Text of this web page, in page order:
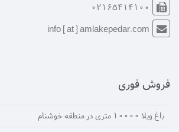
02165414100
info [ at ] amlakepedar.com
فروش فوری
باغ ویلا 10000 متری در منطقه خوشنام